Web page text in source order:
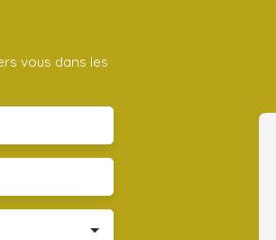
vous dans les